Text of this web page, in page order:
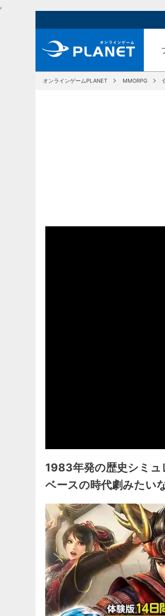
,
オンラインゲームPLANET MMORPG
1983年発の歴史シミュ
ベースの時代劇みたい